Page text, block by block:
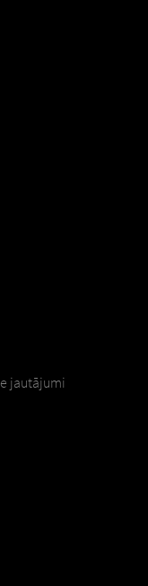
jautājumi